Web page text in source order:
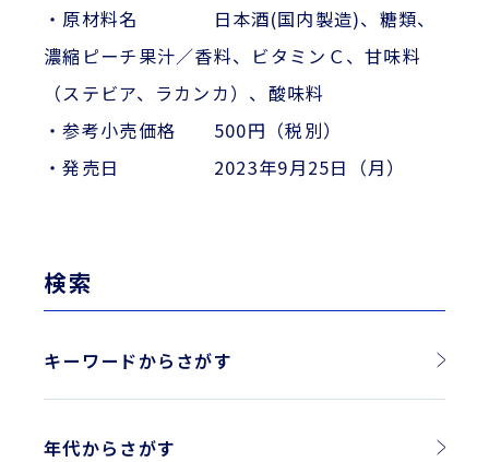
検索
キーワードからさがす
年代からさがす
・原材料名 日本酒(国内製造)、糖類、
濃縮ピーチ果汁／香料、ビタミンＣ、甘味料
（ステビア、ラカンカ）、酸味料
・参考小売価格 500円（税別）
・発売日 2023年9月25日（月）